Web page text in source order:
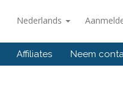
Nederlands
Affiliates Neem